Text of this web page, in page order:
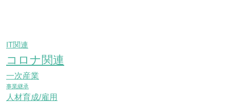
IT関連
コロナ関連
一次産業
事業継承
人材育成/雇用